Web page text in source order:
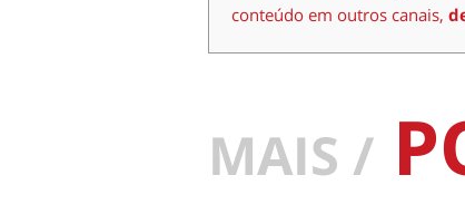
conteúdo em outros canais,
MAIS /